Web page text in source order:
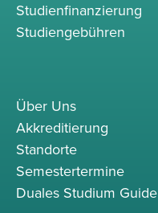
Studienfinanzierung
Studiengebühren
Über Uns
Akkreditierung
Standorte
Semestertermine
Duales Studium Guide